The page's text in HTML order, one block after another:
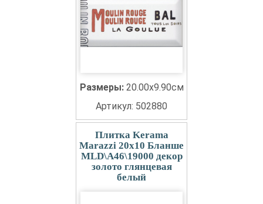
Размеры: 20.00x9.90см
Артикул: 502880
Плитка Kerama
Marazzi 20x10 Бланше
MLD\A46\19000 декор
золото глянцевая
белый